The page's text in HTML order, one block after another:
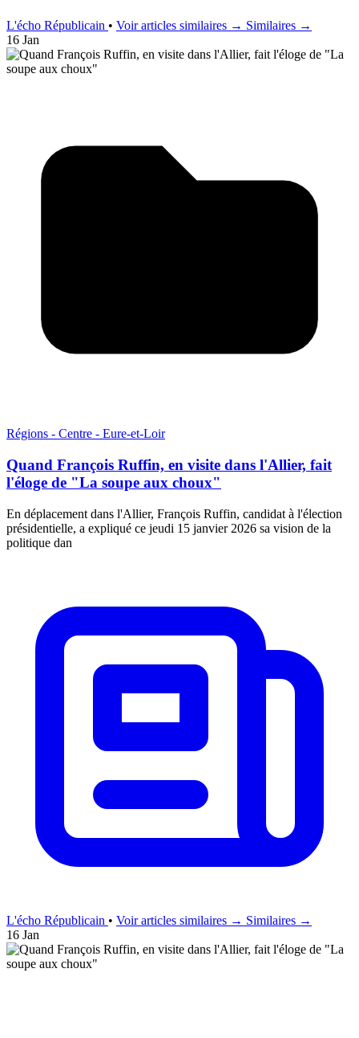
L'écho Républicain • Voir articles similaires → Similaires →
16 Jan
Régions - Centre - Eure-et-Loir
Quand François Ruffin, en visite dans l'Allier, fait
l'éloge de "La soupe aux choux"
En déplacement dans l'Allier, François Ruffin, candidat à l'élection
présidentielle, a expliqué ce jeudi 15 janvier 2026 sa vision de la
politique dan
L'écho Républicain • Voir articles similaires → Similaires →
16 Jan